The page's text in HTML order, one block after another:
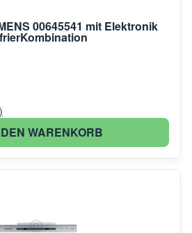
00645541 mit Elektronik
WARENKORB